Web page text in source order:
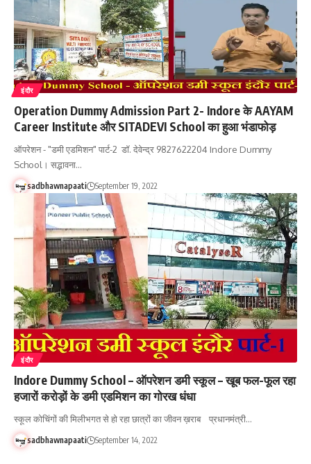
इंदौर
Operation Dummy Admission Part 2- Indore के AAYAM
Career Institute और SITADEVI School का हुआ भंडाफोड़
ऑपरेशन - "डमी एडमिशन" पार्ट-2 डॉ. देवेन्द्र 9827622204 Indore Dummy
School। सद्भावना…
sadbhawnapaati September 19, 2022
इंदौर
Indore Dummy School – ऑपरेशन डमी स्कूल – खूब फल-फूल रहा
हजारों करोड़ों के डमी एडमिशन का गोरख धंधा
स्कूल कोचिंगों की मिलीभगत से हो रहा छात्रों का जीवन ख़राब प्रधानमंत्री…
sadbhawnapaati September 14, 2022